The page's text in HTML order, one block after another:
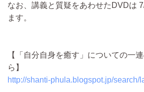
なお、講義と質疑をあわせたDVDは
ます。
【「自分自身を癒す」についての一
ら】
http://shanti-phula.blogspot.jp/search/